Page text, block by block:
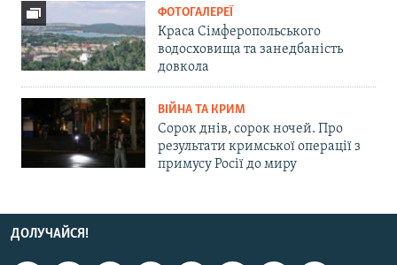
ФОТОГАЛЕРЕЇ
Краса Сімферопольського
водосховища та занедбаність
довкола
ВІЙНА ТА КРИМ
Сорок днів, сорок ночей. Про
результати кримської операції з
примусу Росії до миру
ДОЛУЧАЙСЯ!